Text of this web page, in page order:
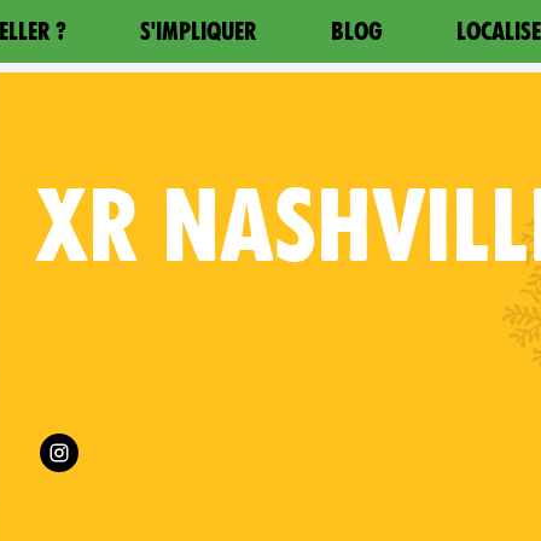
? S'IMPLIQUER BLOG
XR
Follow XR Nashville on
on